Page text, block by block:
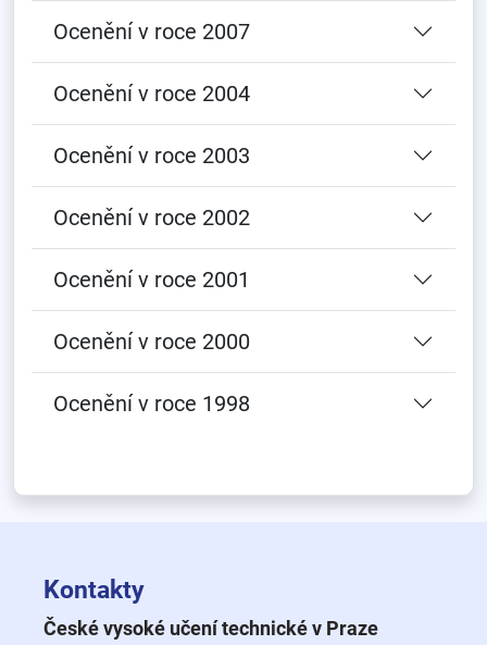
Ocenění v roce 2007
Ocenění v roce 2004
Ocenění v roce 2003
Ocenění v roce 2002
Ocenění v roce 2001
Ocenění v roce 2000
Ocenění v roce 1998
Kontakty
České vysoké učení technické v Praze